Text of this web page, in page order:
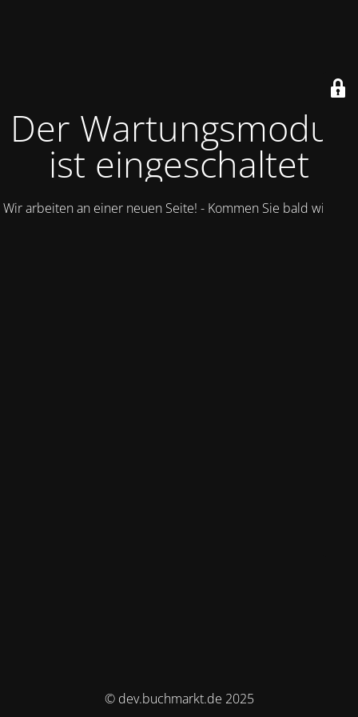
Der Wartungsmodus
ist eingeschaltet
Wir arbeiten an einer neuen Seite! - Kommen Sie bald wieder.
© dev.buchmarkt.de 2025